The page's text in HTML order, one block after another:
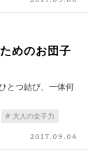
めのお団子
とつ結び、一体何
大人の女子力
2017.09.04